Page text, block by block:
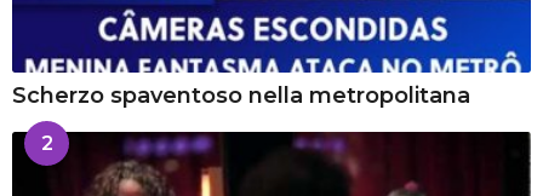
Scherzo spaventoso nella metropolitana
2